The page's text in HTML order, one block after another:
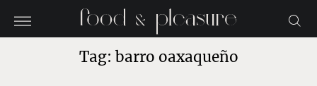
Tag: barro oaxaqueño